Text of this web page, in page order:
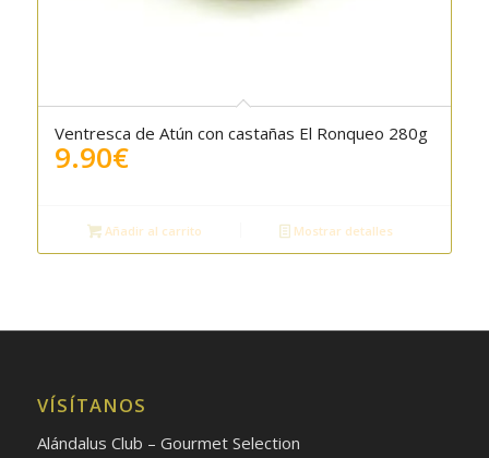
Ventresca de Atún con castañas El Ronqueo 280g
9.90€
Añadir al carrito Mostrar detalles
VÍSÍTANOS
Alándalus Club – Gourmet Selection